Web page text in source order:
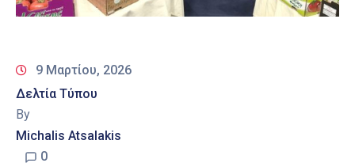
9 Μαρτίου, 2026
Δελτία Τύπου
By
Michalis Atsalakis
0